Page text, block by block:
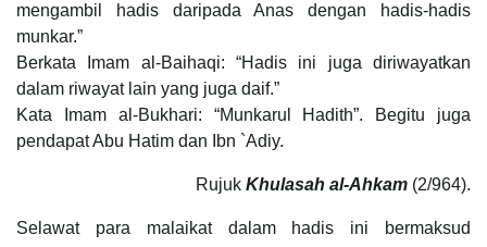
mengambil hadis daripada Anas dengan hadis-hadis
munkar.”
Berkata Imam al-Baihaqi: “Hadis ini juga diriwayatkan
dalam riwayat lain yang juga daif.”
Kata Imam al-Bukhari: “Munkarul Hadith”. Begitu juga
pendapat Abu Hatim dan Ibn `Adiy.
Rujuk Khulasah al-Ahkam (2/964).
Selawat para malaikat dalam hadis ini bermaksud